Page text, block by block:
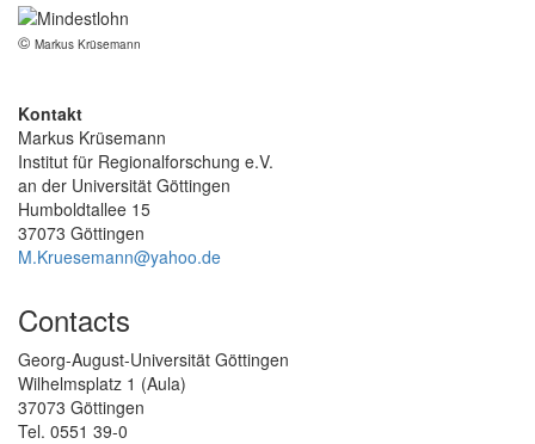
© Markus Krüsemann
Kontakt
Markus Krüsemann
Institut für Regionalforschung e.V.
an der Universität Göttingen
Humboldtallee 15
37073 Göttingen
M.Kruesemann@yahoo.de
Contacts
Georg-August-Universität Göttingen
Wilhelmsplatz 1 (Aula)
37073 Göttingen
Tel. 0551 39-0